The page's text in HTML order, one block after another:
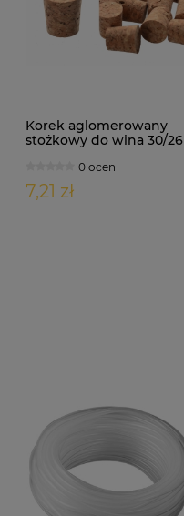
Korek aglomerowany
stożkowy do wina 30/26
0 ocen
7,21 zł